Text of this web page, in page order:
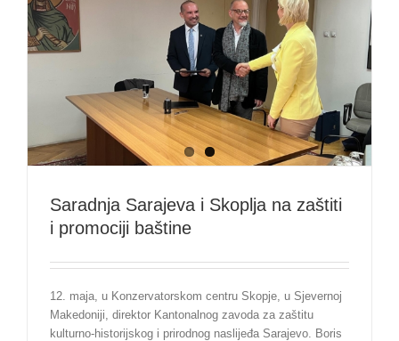
Saradnja Sarajeva i Skoplja na zaštiti
i promociji baštine
12. maja, u Konzervatorskom centru Skopje, u Sjevernoj
Makedoniji, direktor Kantonalnog zavoda za zaštitu
kulturno-historijskog i prirodnog naslijeđa Sarajevo. Boris